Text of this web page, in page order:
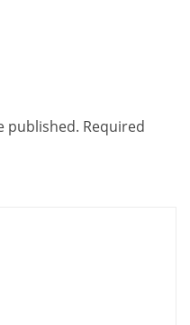
published. Required